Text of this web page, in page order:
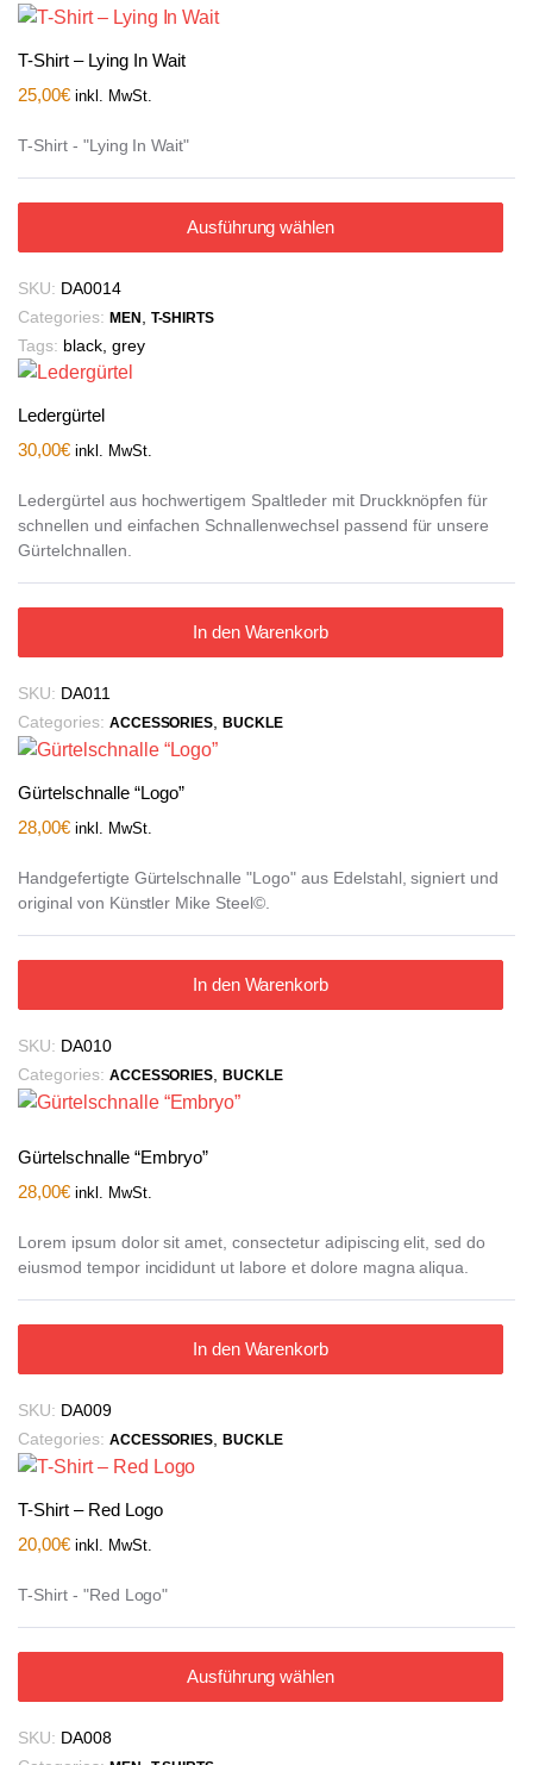
T-Shirt – Lying In Wait
25,00€ inkl. MwSt.
T-Shirt - "Lying In Wait"
Ausführung wählen
SKU: DA0014
Categories: MEN T-SHIRTS
Tags: black, grey
Ledergürtel
30,00€ inkl. MwSt.
Ledergürtel aus hochwertigem Spaltleder mit Druckknöpfen für
schnellen und einfachen Schnallenwechsel passend für unsere
Gürtelchnallen.
In den Warenkorb
SKU: DA011
Categories: ACCESSORIES,BUCKLE
Gürtelschnalle “Logo”
28,00€ inkl. MwSt.
Handgefertigte Gürtelschnalle "Logo" aus Edelstahl, signiert und
original von Künstler Mike Steel©.
In den Warenkorb
SKU: DA010
Categories: ACCESSORIES ,BUCKLE
Gürtelschnalle “Embryo”
28,00€ inkl. MwSt.
Lorem ipsum dolor sit amet, consectetur adipiscing elit, sed do
eiusmod tempor incididunt ut labore et dolore magna aliqua.
In den Warenkorb
SKU: DA009
Categories: ACCESSORIES ,BUCKLE
T-Shirt – Red Logo
20,00€ inkl. MwSt.
T-Shirt - "Red Logo"
Ausführung wählen
SKU: DA008